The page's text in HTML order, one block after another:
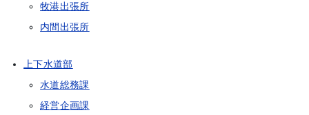
牧港出張所
内間出張所
上下水道部
水道総務課
経営企画課